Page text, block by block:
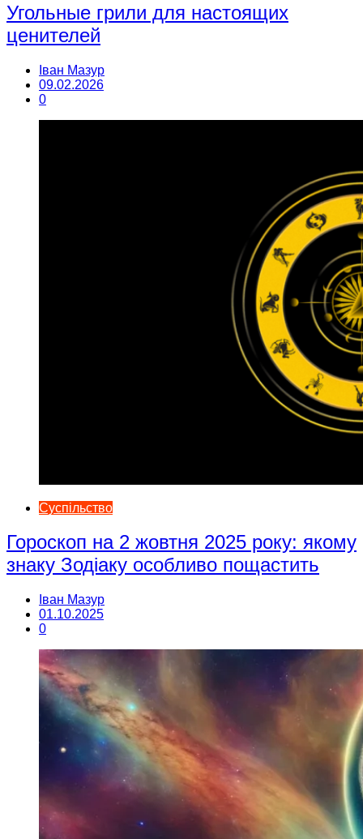
Угольные грили для настоящих
ценителей
Іван Мазур
09.02.2026
0
Суспільство
Гороскоп на 2 жовтня 2025 року: якому
знаку Зодіаку особливо пощастить
Іван Мазур
01.10.2025
0